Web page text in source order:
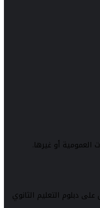
دبلوم التعليم الثانوي